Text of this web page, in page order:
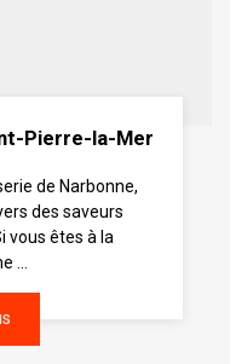
Pierre-la-Mer
de Narbonne,
des saveurs
vous êtes à la
...